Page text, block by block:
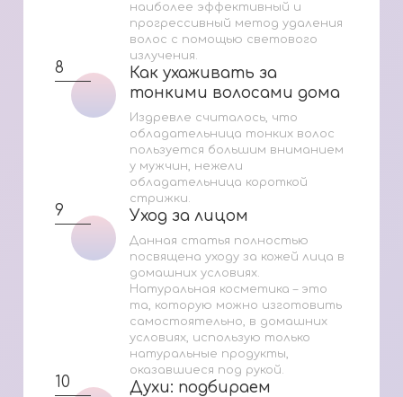
наиболее эффективный и
прогрессивный метод удаления
волос с помощью светового
излучения.
8
Как ухаживать за
тонкими волосами дома
Как ухаживать за
тонкими волосами дома
Издревле считалось, что
обладательница тонких волос
пользуется большим вниманием
у мужчин, нежели
обладательница короткой
стрижки.
9 Уход за лицом
Уход за лицом
Данная статья полностью
посвящена уходу за кожей лица в
домашних условиях.
Натуральная косметика – это
та, которую можно изготовить
самостоятельно, в домашних
условиях, использую только
натуральные продукты,
оказавшиеся под рукой.
10
Духи: подбираем
Духи: подбираем